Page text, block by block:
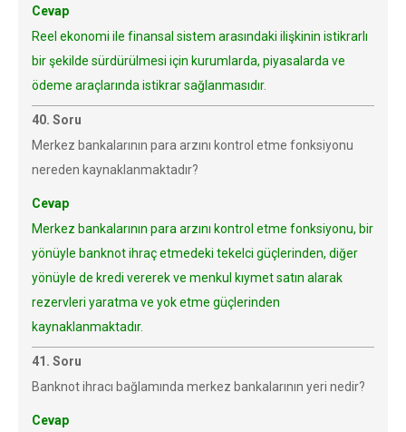
Cevap
Reel ekonomi ile finansal sistem arasındaki ilişkinin istikrarlı
bir şekilde sürdürülmesi için kurumlarda, piyasalarda ve
ödeme araçlarında istikrar sağlanmasıdır.
40. Soru
Merkez bankalarının para arzını kontrol etme fonksiyonu
nereden kaynaklanmaktadır?
Cevap
Merkez bankalarının para arzını kontrol etme fonksiyonu, bir
yönüyle banknot ihraç etmedeki tekelci güçlerinden, diğer
yönüyle de kredi vererek ve menkul kıymet satın alarak
rezervleri yaratma ve yok etme güçlerinden
kaynaklanmaktadır.
41. Soru
Banknot ihracı bağlamında merkez bankalarının yeri nedir?
Cevap